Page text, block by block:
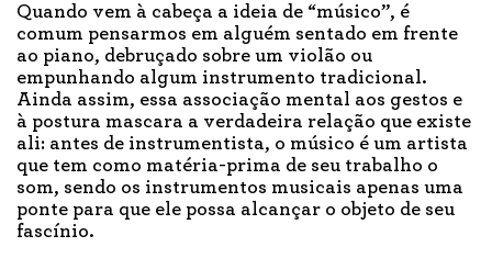
Quando vem à cabeça a ideia de “músico”, é
comum pensarmos em alguém sentado em frente
ao piano, debruçado sobre um violão ou
empunhando algum instrumento tradicional.
Ainda assim, essa associação mental aos gestos e
à postura mascara a verdadeira relação que existe
ali: antes de instrumentista, o músico é um artista
que tem como matéria-prima de seu trabalho o
som, sendo os instrumentos musicais apenas uma
ponte para que ele possa alcançar o objeto de seu
fascínio.